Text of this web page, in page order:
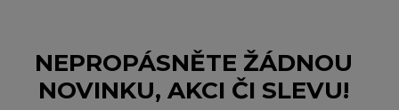
NEPROPÁSNĚTE ŽÁDNOU
NOVINKU, AKCI ČI SLEVU!